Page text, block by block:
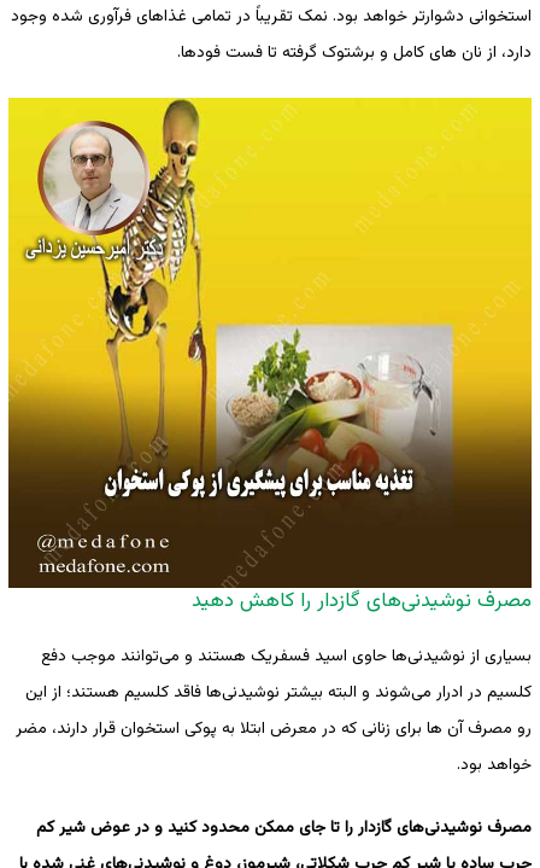
استخوانی دشوارتر خواهد بود. نمک تقریباً در تمامی غذاهای فرآوری شده وجود
دارد، از نان های کامل و برشتوک گرفته تا فست فودها.
مصرف نوشیدنی‌های گازدار را کاهش دهید
بسیاری از نوشیدنی‌ها حاوی اسید فسفریک هستند و می‌توانند موجب دفع
کلسیم در ادرار می‌شوند و البته بیشتر نوشیدنی‌ها فاقد کلسیم هستند؛ از این
رو مصرف آن ها برای زنانی که در معرض ابتلا به پوکی استخوان قرار دارند، مضر
خواهد بود.
مصرف نوشیدنی‌های گازدار را تا جای ممکن محدود کنید و در عوض شیر کم